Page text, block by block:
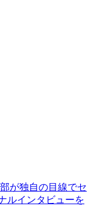
が独自の目線でセ
ルインタビューを